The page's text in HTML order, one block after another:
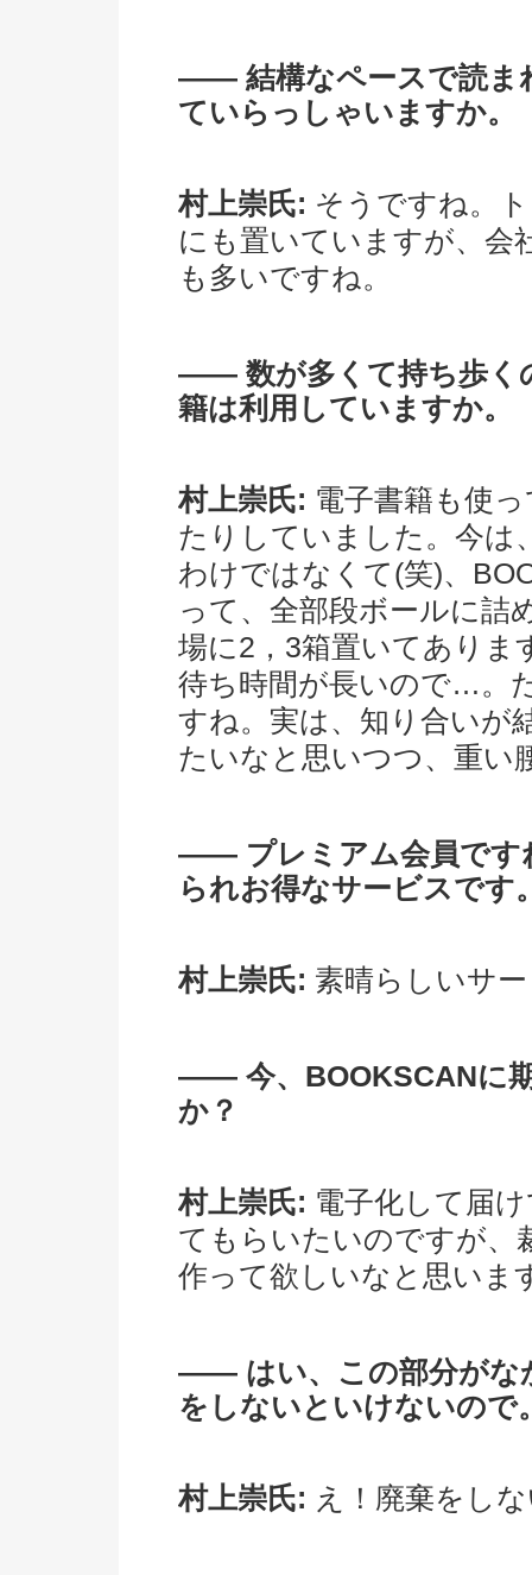
―― 結構なペースで読ま
ていらっしゃいますか。
村上崇氏: そうですね。
にも置いていますが、会
も多いですね。
―― 数が多くて持ち歩く
籍は利用していますか。
村上崇氏: 電子書籍も使
たりしていました。今は
わけではなくて(笑)、
って、全部段ボールに詰
場に2，3箱置いてありま
待ち時間が長いので…。
すね。実は、知り合いが
たいなと思いつつ、重
―― プレミアム会員です
られお得なサービスです
村上崇氏: 素晴らしいサ
―― 今、BOOKSCANに
か？
村上崇氏: 電子化して届
てもらいたいのですが、
作って欲しいなと思いま
―― はい、この部分がな
をしないといけないので
村上崇氏: え！廃棄をし